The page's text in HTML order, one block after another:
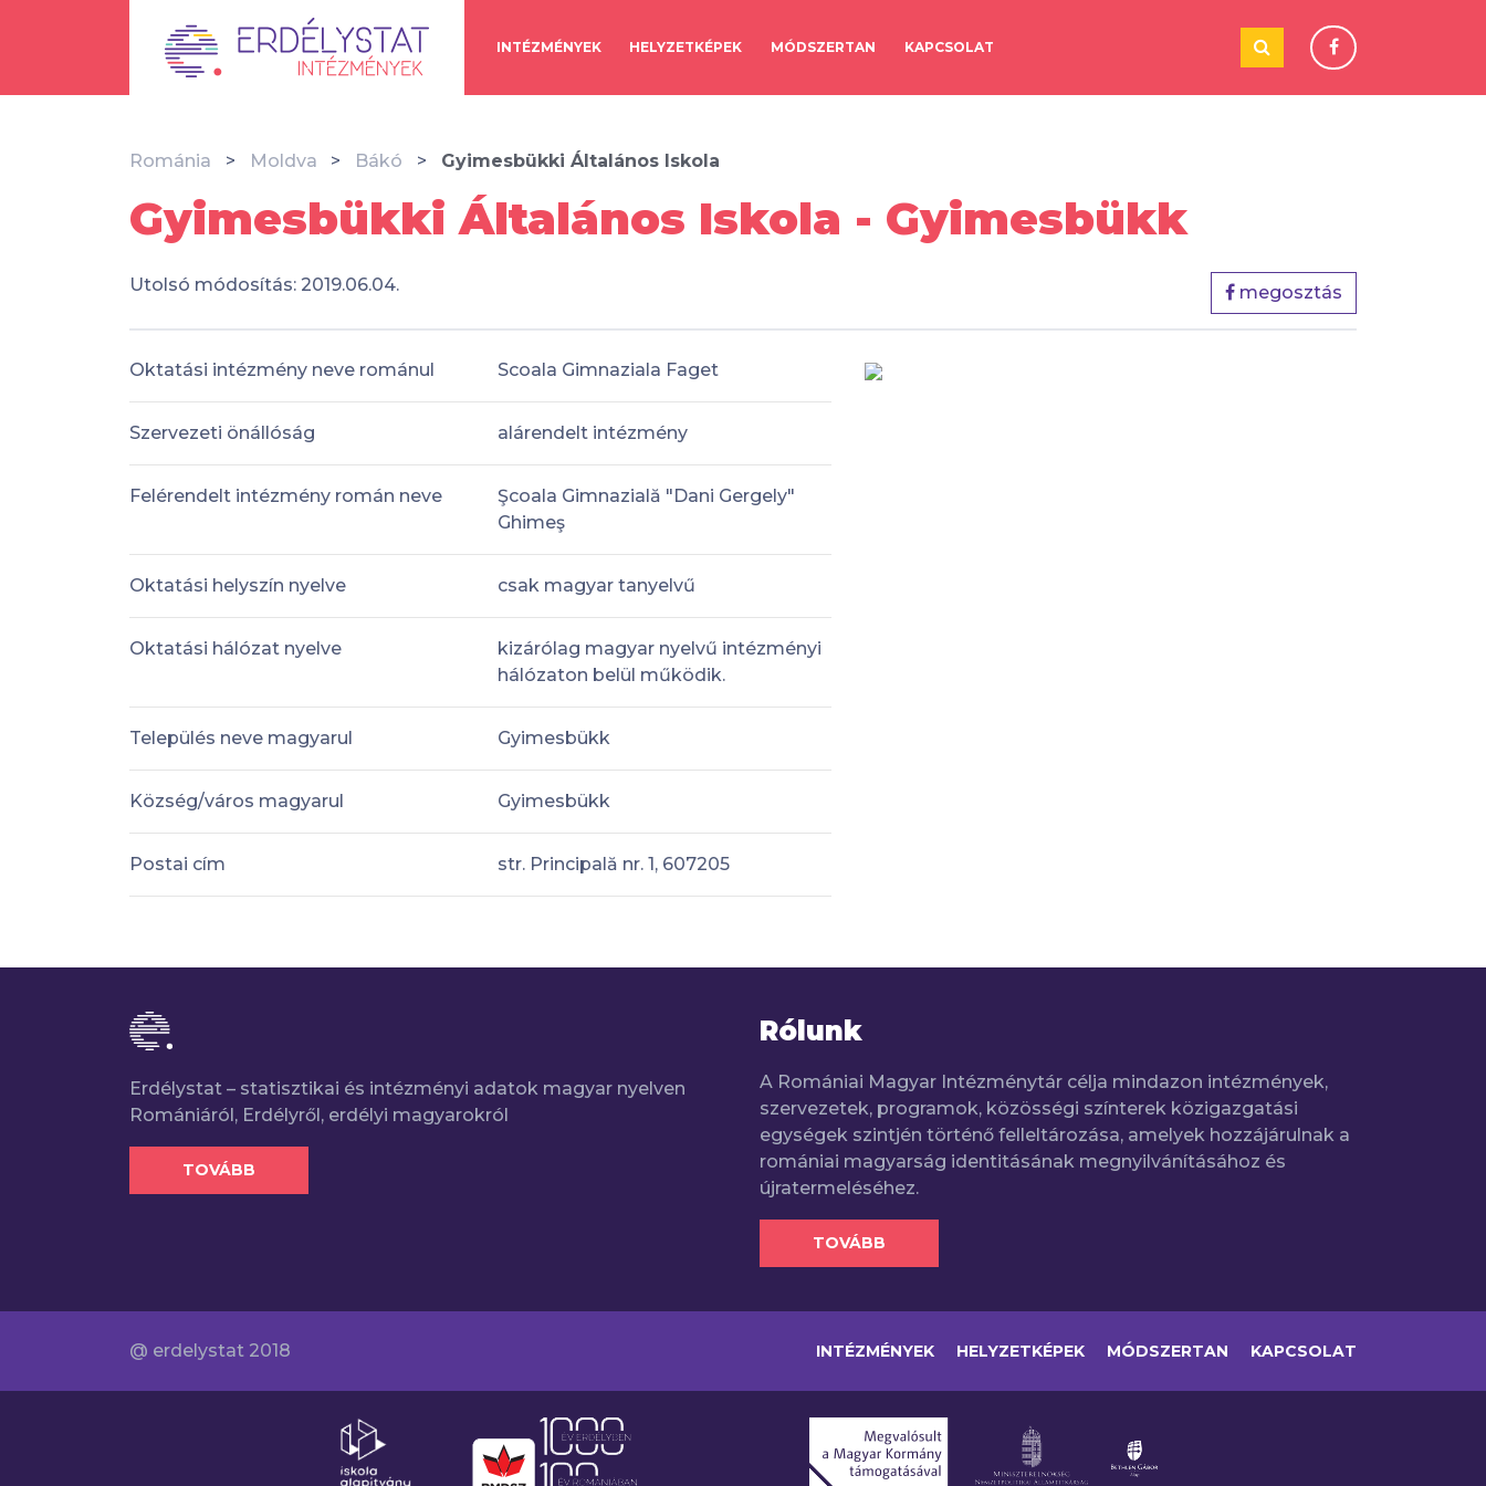
INTÉZMÉNYEK HELYZETKÉPEK MÓDSZERTAN KAPCSOLAT
Románia Moldva Bákó Gyimesbükki Általános Iskola
Gyimesbükki Általános Iskola - Gyimesbükk
Utolsó módosítás: 2019.06.04. megosztás
Oktatási intézmény neve románul Scoala Gimnaziala Faget
Szervezeti önállóság alárendelt intézmény
Felérendelt intézmény román neve
Şcoala Gimnazială "Dani Gergely"
Ghimeş
Oktatási helyszín nyelve csak magyar tanyelvű
Oktatási hálózat nyelve
kizárólag magyar nyelvű intézményi
hálózaton belül működik.
Település neve magyarul Gyimesbükk
Község/város magyarul Gyimesbükk
Postai cím str. Principală nr. 1, 607205
Erdélystat – statisztikai és intézményi adatok magyar nyelven
Romániáról, Erdélyről, erdélyi magyarokról
TOVÁBB
Rólunk
A Romániai Magyar Intézménytár célja mindazon intézmények,
szervezetek, programok, közösségi színterek közigazgatási
egységek szintjén történő felleltározása, amelyek hozzájárulnak a
romániai magyarság identitásának megnyilvánításához és
újratermeléséhez.
TOVÁBB
@ erdelystat 2018 INTÉZMÉNYEK HELYZETKÉPEK MÓDSZERTAN KAPCSOLAT